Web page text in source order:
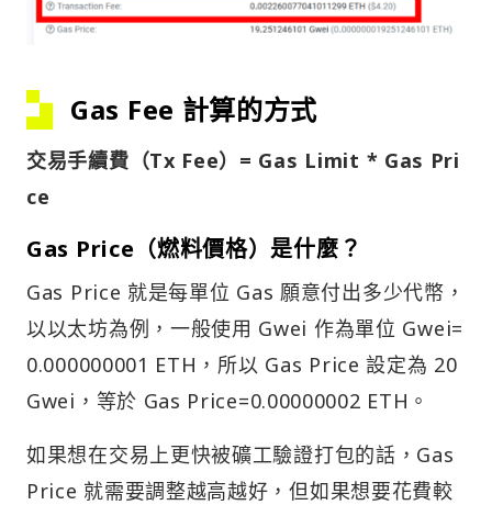
Gas Fee 計算的方式
交易手續費（Tx Fee）= Gas Limit * Gas Pri
ce
Gas Price（燃料價格）是什麼？
Gas Price 就是每單位 Gas 願意付出多少代幣，
以以太坊為例，一般使用 Gwei 作為單位 Gwei=
0.000000001 ETH，所以 Gas Price 設定為 20
Gwei，等於 Gas Price=0.00000002 ETH。
如果想在交易上更快被礦工驗證打包的話，Gas
Price 就需要調整越高越好，但如果想要花費較